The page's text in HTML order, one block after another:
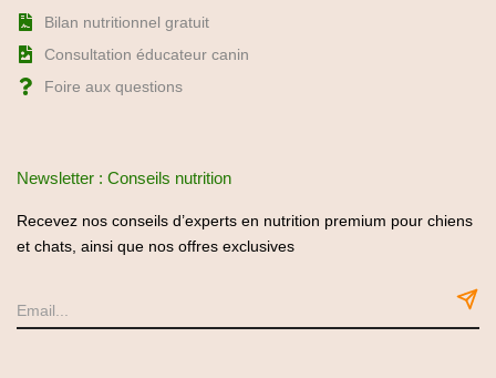
Bilan nutritionnel gratuit
Consultation éducateur canin
Foire aux questions
Newsletter : Conseils nutrition
Recevez nos conseils d’experts en nutrition premium pour chiens
et chats, ainsi que nos offres exclusives